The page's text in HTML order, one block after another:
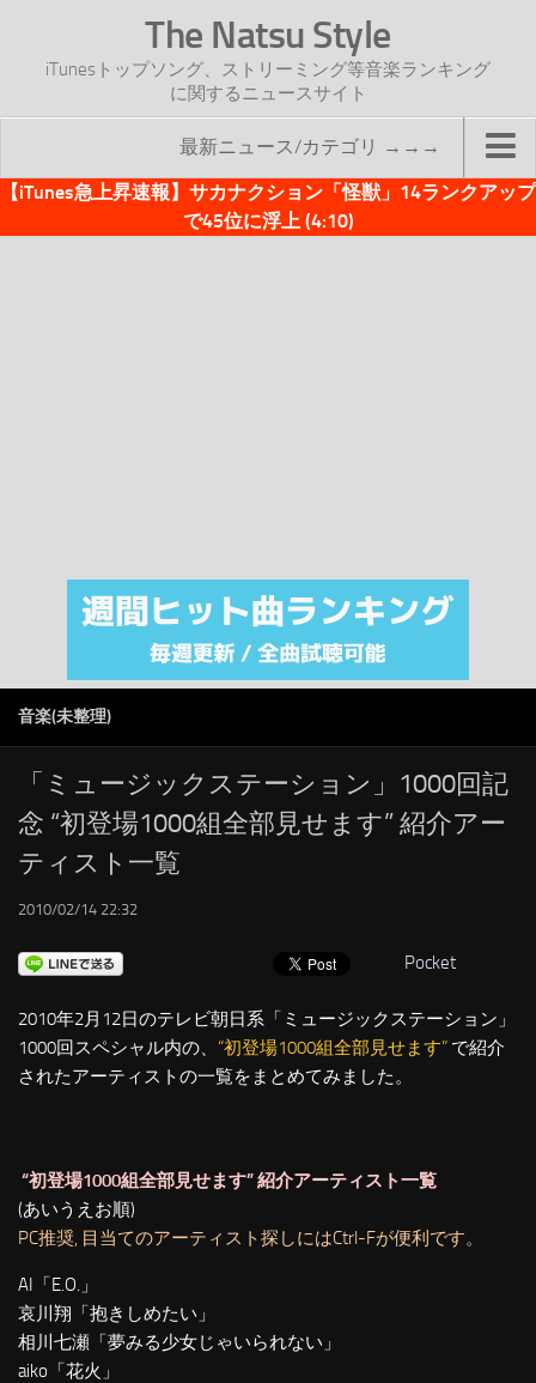
The Natsu Style
iTunesトップソング、ストリーミング等音楽ランキング
に関するニュースサイト
最新ニュース/カテゴリ →→→
TOP
注目カテゴリ
オリジナルiTunes週間トップソング
RSS
LINKS
【iTunes急上昇速報】サカナクション「怪獣」14ランクアップ
で45位に浮上 (4:10)
音楽(未整理)
「ミュージックステーション」1000回記
念 “初登場1000組全部見せます” 紹介アー
ティスト一覧
2010/02/14 22:32
Pocket
2010年2月12日のテレビ朝日系「ミュージックステーション」
1000回スペシャル内の、 “初登場1000組全部見せます” で紹介
されたアーティストの一覧をまとめてみました。
“初登場1000組全部見せます” 紹介アーティスト一覧
(あいうえお順)
PC推奨, 目当てのアーティスト探しにはCtrl-Fが便利です。
AI「E.O.」
哀川翔「抱きしめたい」
相川七瀬「夢みる少女じゃいられない」
aiko「花火」